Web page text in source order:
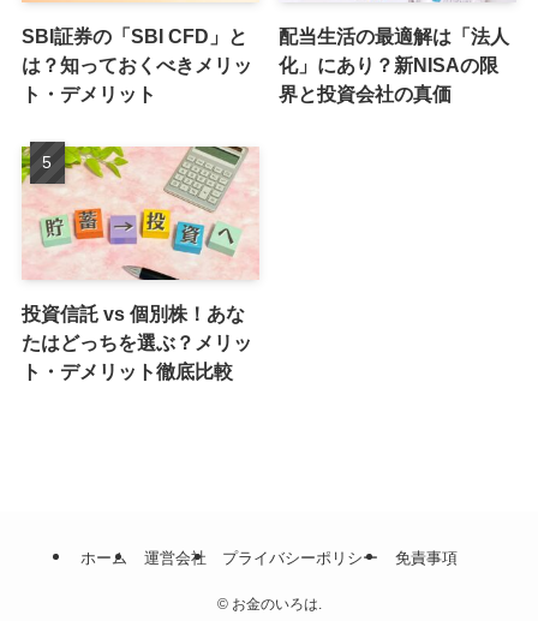
SBI証券の「SBI CFD」と
は？知っておくべきメリッ
ト・デメリット
配当生活の最適解は「法人
化」にあり？新NISAの限
界と投資会社の真価
投資信託 vs 個別株！あな
たはどっちを選ぶ？メリッ
ト・デメリット徹底比較
ホーム 運営会社 プライバシーポリシー 免責事項
©お金のいろは.